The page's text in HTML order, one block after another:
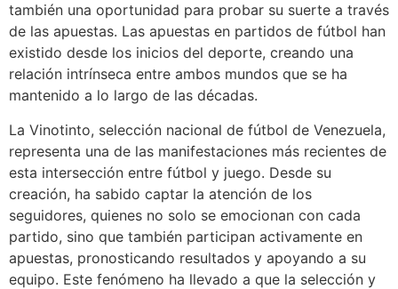
también una oportunidad para probar su suerte a través
de las apuestas. Las apuestas en partidos de fútbol han
existido desde los inicios del deporte, creando una
relación intrínseca entre ambos mundos que se ha
mantenido a lo largo de las décadas.
La Vinotinto, selección nacional de fútbol de Venezuela,
representa una de las manifestaciones más recientes de
esta intersección entre fútbol y juego. Desde su
creación, ha sabido captar la atención de los
seguidores, quienes no solo se emocionan con cada
partido, sino que también participan activamente en
apuestas, pronosticando resultados y apoyando a su
equipo. Este fenómeno ha llevado a que la selección y